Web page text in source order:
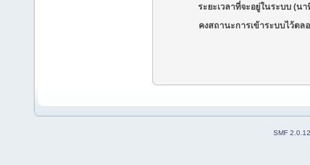
ระยะเวลาที่จะอยู่ในระบบ (นา
คงสถานะการเข้าระบบไว้ตล
SMF 2.0.12